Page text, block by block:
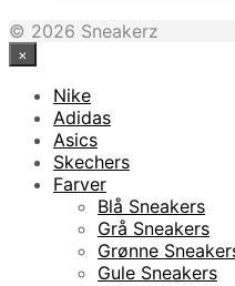
© 2026 Sneakerz
×
Nike
Adidas
Asics
Skechers
Farver
Blå Sneakers
Grå Sneakers
Grønne
Gule Sneakers